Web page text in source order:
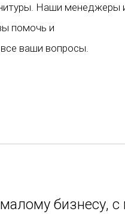
Наши менеджеры
помочь и
ваши вопросы.
бизнесу,